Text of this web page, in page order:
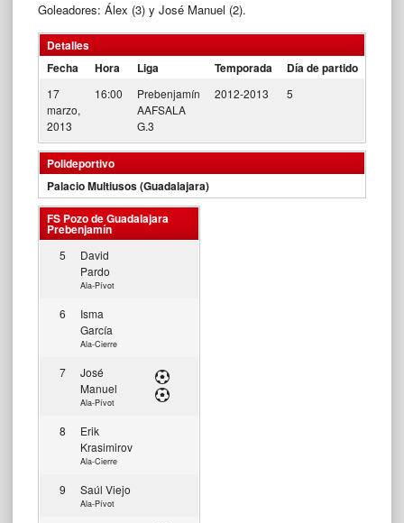
Goleadores: Álex (3) y José Manuel (2).
Detalles
Fecha
Hora Liga Temporada Día de partido
17
marzo,
2013
16:00
Prebenjamín
AAFSALA
G.3
2012-2013 5
Polideportivo
Palacio Multiusos (Guadalajara)
FS Pozo de Guadalajara
Prebenjamín
5
David
Pardo
Ala-Pívot
6
Isma
García
Ala-Cierre
7
José
Manuel
Ala-Pívot
8
Erik
Krasimirov
Ala-Cierre
9 Saúl Viejo
Ala-Pívot